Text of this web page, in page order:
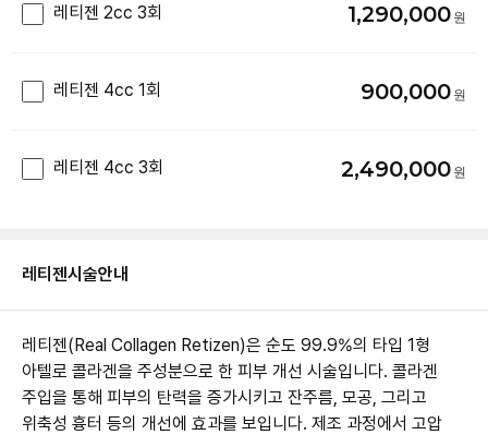
레티젠시술안내
레티젠(Real Collagen Retizen)은 순도 99.9%의 타입 1형
아텔로 콜라겐을 주성분으로 한 피부 개선 시술입니다. 콜라겐
주입을 통해 피부의 탄력을 증가시키고 잔주름, 모공, 그리고
위축성 흉터 등의 개선에 효과를 보입니다. 제조 과정에서 고압
레티젠 2cc 3회 1,290,000
레티젠 4cc 1회 900,000
레티젠 4cc 3회 2,490,000